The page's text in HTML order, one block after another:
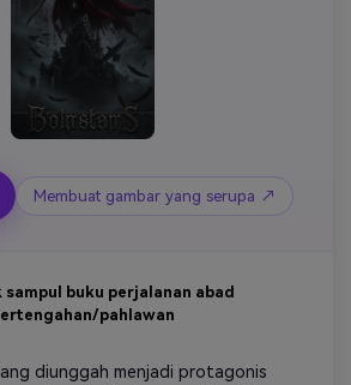
Membuat gambar yang serupa ↗
sampul buku perjalanan abad
pahlawan
diunggah menjadi protagonis